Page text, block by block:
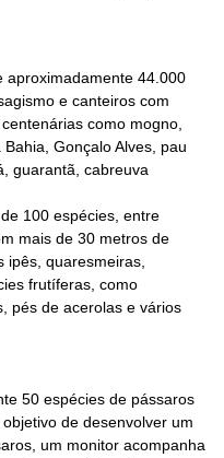
aproximadamente 44.000
e canteiros com
como mogno,
Gonçalo Alves, pau
guarantã, cabreuva
100 espécies, entre
mais de 30 metros de
ipês, quaresmeiras,
frutíferas, como
pés de acerolas e vários
50 espécies de pássaros
de desenvolver um
um monitor acompanha